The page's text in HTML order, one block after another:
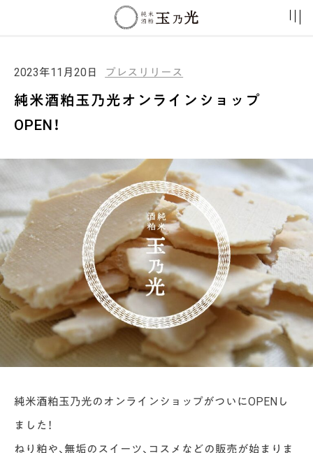
2023年11月20日 プレスリリース
純米酒粕玉乃光オンラインショップ
OPEN！
純米酒粕玉乃光のオンラインショップがついにOPENし
ました！
ねり粕や、無垢のスイーツ、コスメなどの販売が始まりま